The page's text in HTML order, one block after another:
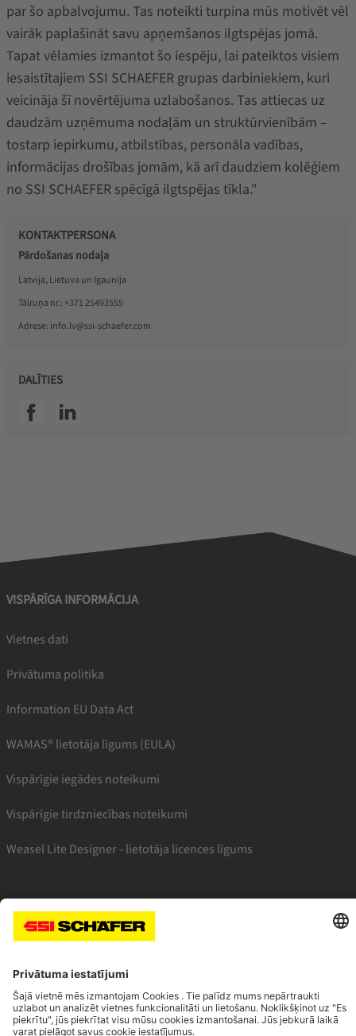
par šo apbalvojumu. Tas noteikti turpina mūs motivēt vēl
vairāk paplašināt savu apņemšanos ilgtspējas jomā.
Tapat vēlamies izmantot šo iespēju, lai pateiktos visiem
iesaistītajiem SSI SCHAEFER grupas darbiniekiem, kuri
veicināja šī novērtējuma uzlabošanos. Tas attiecas uz
daudzām uzņēmuma nodaļām un struktūrvienībām –
tostarp iepirkumu, atbilstības, personāla vadības,
informācijas drošības jomām, kā arī daudziem kolēģiem
no SSI SCHAEFER spēcīgā ilgtspējas tīkla."
KONTAKTPERSONA
Pārdošanas nodaļa
Latvija, Lietuva un Igaunija
Tālruņa nr.: +371 25493555
Adrese: info.lv@ssi-schaefer.com
DALĪTIES
SSI facebookSSI linkedin
VISPĀRĪGA INFORMĀCIJA
Vietnes dati
Privātuma politika
Information EU Data Act
WAMAS® lietotāja līgums (EULA)
Vispārīgie iegādes noteikumi
Vispārīgie tirdzniecības noteikumi
Weasel Lite Designer - lietotāja licences līgums
SSI facebookSSI youtubeSSI linkedin